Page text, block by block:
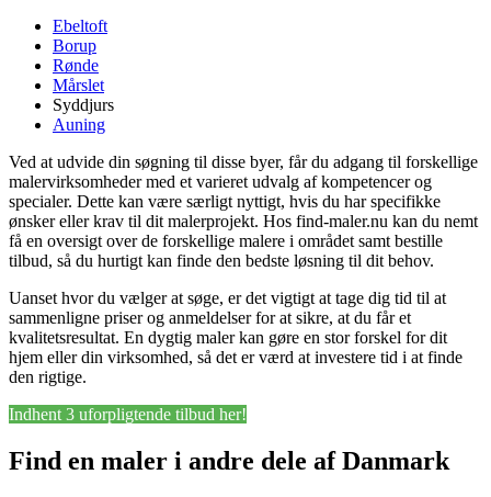
Ebeltoft
Borup
Rønde
Mårslet
Syddjurs
Auning
Ved at udvide din søgning til disse byer, får du adgang til forskellige
malervirksomheder med et varieret udvalg af kompetencer og
specialer. Dette kan være særligt nyttigt, hvis du har specifikke
ønsker eller krav til dit malerprojekt. Hos find-maler.nu kan du nemt
få en oversigt over de forskellige malere i området samt bestille
tilbud, så du hurtigt kan finde den bedste løsning til dit behov.
Uanset hvor du vælger at søge, er det vigtigt at tage dig tid til at
sammenligne priser og anmeldelser for at sikre, at du får et
kvalitetsresultat. En dygtig maler kan gøre en stor forskel for dit
hjem eller din virksomhed, så det er værd at investere tid i at finde
den rigtige.
Indhent 3 uforpligtende tilbud her!
Find en maler i andre dele af Danmark